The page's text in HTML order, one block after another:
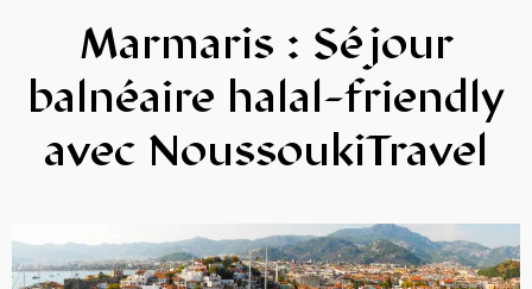
Marmaris : Séjour
balnéaire halal-friendly
avec NoussoukiTravel